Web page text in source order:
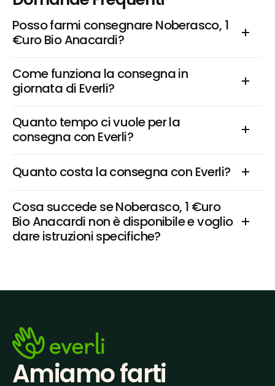
Posso farmi consegnare Noberasco, 1
€uro Bio Anacardi?
Come funziona la consegna in
giornata di Everli?
Quanto tempo ci vuole per la
consegna con Everli?
Quanto costa la consegna con Everli?
Cosa succede se Noberasco, 1 €uro
Bio Anacardi non è disponibile e voglio
dare istruzioni specifiche?
Amiamo farti